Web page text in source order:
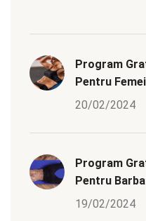
Program
Pentru Femei
20/02/2024
Program
Pentru
19/02/2024